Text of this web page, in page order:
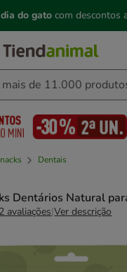
do gato com descontos
Dentais
Dentários Natural
2 avaliações|Ver descrição